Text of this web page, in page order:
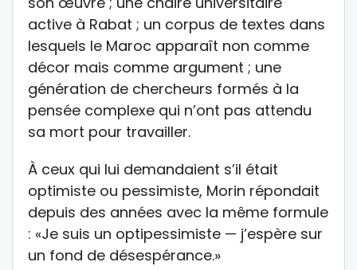
active à Rabat ; un corpus de textes dans
lesquels le Maroc apparaît non comme
décor mais comme argument ; une
génération de chercheurs formés à la
pensée complexe qui n’ont pas attendu
sa mort pour travailler.
À ceux qui lui demandaient s’il était
optimiste ou pessimiste, Morin répondait
depuis des années avec la même formule
: «Je suis un optipessimiste — j’espère sur
un fond de désespérance.»